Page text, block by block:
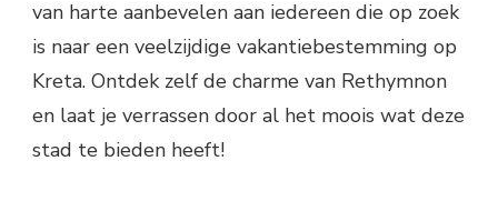
van harte aanbevelen aan iedereen die op zoek
is naar een veelzijdige vakantiebestemming op
Kreta. Ontdek zelf de charme van Rethymnon
en laat je verrassen door al het moois wat deze
stad te bieden heeft!